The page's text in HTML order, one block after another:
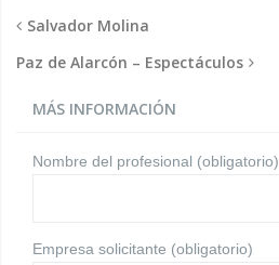
Salvador Molina
Paz de Alarcón – Espectáculos
MÁS INFORMACIÓN
Nombre del profesional (obligatorio)
Empresa solicitante (obligatorio)